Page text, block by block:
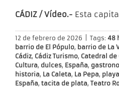
CÁDIZ / Vídeo.- Esta
12 de febrero de 2026 Tags: 48
barrio de El Pópulo, barrio de La
Cádiz, Cádiz Turismo, Catedral de
Cultura, dulces, España,
historia, La Caleta, La Pepa,
España, tacita de plata, Teatro